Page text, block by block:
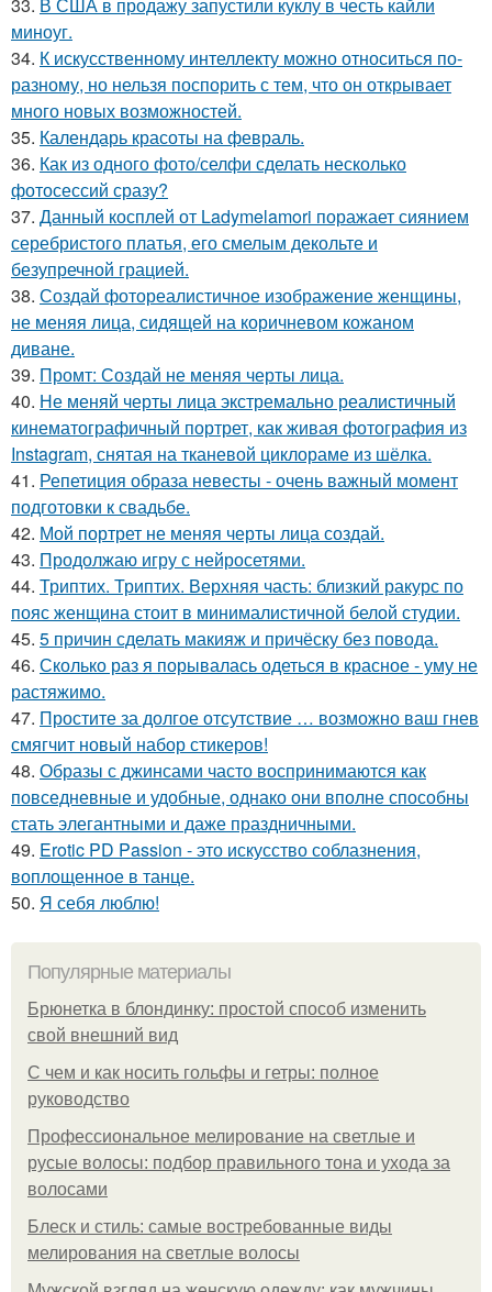
33. В США в продажу запустили куклу в честь кайли
миноуг.
34. К искусственному интеллекту можно относиться по-
разному, но нельзя поспорить с тем, что он открывает
много новых возможностей.
35. Календарь красоты на февраль.
36. Как из одного фото/селфи сделать несколько
фотосессий сразу?
37. Данный косплей от Ladymelamori поражает сиянием
серебристого платья, его смелым декольте и
безупречной грацией.
38. Создай фотореалистичное изображение женщины,
не меняя лица, сидящей на коричневом кожаном
диване.
39. Промт: Создай не меняя черты лица.
40. Не меняй черты лица экстремально реалистичный
кинематографичный портрет, как живая фотография из
Instagram, снятая на тканевой циклораме из шёлка.
41. Репетиция образа невесты - очень важный момент
подготовки к свадьбе.
42. Мой портрет не меняя черты лица создай.
43. Продолжаю игру с нейросетями.
44. Триптих. Триптих. Верхняя часть: близкий ракурс по
пояс женщина стоит в минималистичной белой студии.
45. 5 причин сделать макияж и причёску без повода.
46. Сколько раз я порывалась одеться в красное - уму не
растяжимо.
47. Простите за долгое отсутствие … возможно ваш гнев
смягчит новый набор стикеров!
48. Образы с джинсами часто воспринимаются как
повседневные и удобные, однако они вполне способны
стать элегантными и даже праздничными.
49. Erotic PD Passion - это искусство соблазнения,
воплощенное в танце.
50. Я себя люблю!
Популярные материалы
Брюнетка в блондинку: простой способ изменить
свой внешний вид
С чем и как носить гольфы и гетры: полное
руководство
Профессиональное мелирование на светлые и
русые волосы: подбор правильного тона и ухода за
волосами
Блеск и стиль: самые востребованные виды
мелирования на светлые волосы